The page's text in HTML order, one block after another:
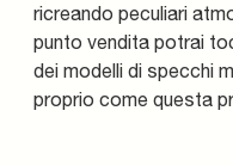
ricreando peculiari
punto vendita potrai
dei modelli di specchi
proprio come questa